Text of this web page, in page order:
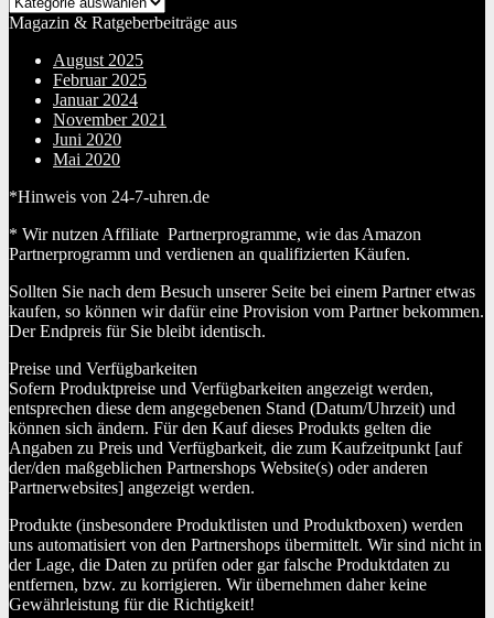
Magazin & Ratgeberbeiträge aus
August 2025
Februar 2025
Januar 2024
November 2021
Juni 2020
Mai 2020
*Hinweis von 24-7-uhren.de
* Wir nutzen Affiliate Partnerprogramme, wie das Amazon
Partnerprogramm und verdienen an qualifizierten Käufen.
Sollten Sie nach dem Besuch unserer Seite bei einem Partner etwas
kaufen, so können wir dafür eine Provision vom Partner bekommen.
Der Endpreis für Sie bleibt identisch.
Preise und Verfügbarkeiten
Sofern Produktpreise und Verfügbarkeiten angezeigt werden,
entsprechen diese dem angegebenen Stand (Datum/Uhrzeit) und
können sich ändern. Für den Kauf dieses Produkts gelten die
Angaben zu Preis und Verfügbarkeit, die zum Kaufzeitpunkt [auf
der/den maßgeblichen Partnershops Website(s) oder anderen
Partnerwebsites] angezeigt werden.
Produkte (insbesondere Produktlisten und Produktboxen) werden
uns automatisiert von den Partnershops übermittelt. Wir sind nicht in
der Lage, die Daten zu prüfen oder gar falsche Produktdaten zu
entfernen, bzw. zu korrigieren. Wir übernehmen daher keine
Gewährleistung für die Richtigkeit!